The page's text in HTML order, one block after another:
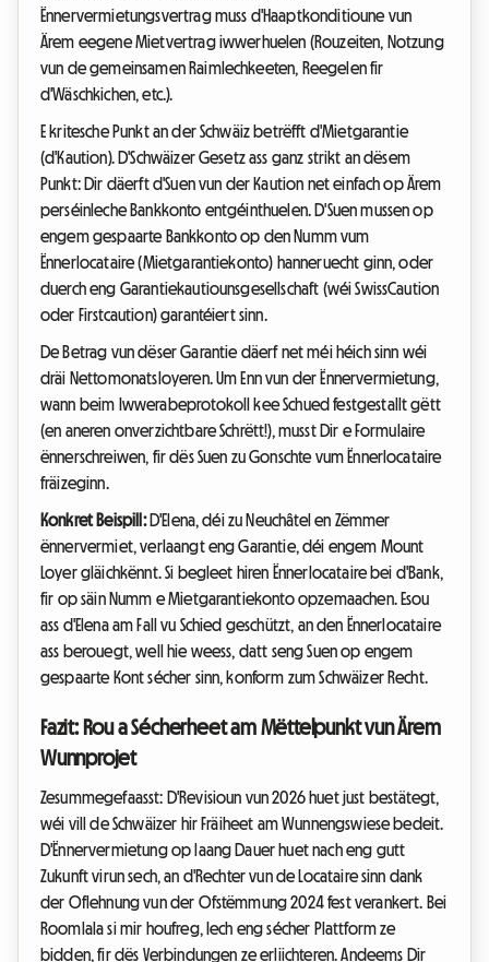
Ënnervermietungsvertrag muss d'Haaptkonditioune vun
Ärem eegene Mietvertrag iwwerhuelen (Rouzeiten, Notzung
vun de gemeinsamen Raimlechkeeten, Reegelen fir
d'Wäschkichen, etc.).
E kritesche Punkt an der Schwäiz betrëfft d'Mietgarantie
(d'Kaution). D'Schwäizer Gesetz ass ganz strikt an dësem
Punkt: Dir däerft d'Suen vun der Kaution net einfach op Ärem
perséinleche Bankkonto entgéinthuelen. D'Suen mussen op
engem gespaarte Bankkonto op den Numm vum
Ënnerlocataire (Mietgarantiekonto) hanneruecht ginn, oder
duerch eng Garantiekautiounsgesellschaft (wéi SwissCaution
oder Firstcaution) garantéiert sinn.
De Betrag vun dëser Garantie däerf net méi héich sinn wéi
dräi Nettomonatsloyeren. Um Enn vun der Ënnervermietung,
wann beim Iwwerabeprotokoll kee Schued festgestallt gëtt
(en aneren onverzichtbare Schrëtt!), musst Dir e Formulaire
ënnerschreiwen, fir dës Suen zu Gonschte vum Ënnerlocataire
fräizeginn.
Konkret Beispill:D'Elena, déi zu Neuchâtel en Zëmmer
ënnervermiet, verlaangt eng Garantie, déi engem Mount
Loyer gläichkënnt. Si begleet hiren Ënnerlocataire bei d'Bank,
fir op säin Numm e Mietgarantiekonto opzemaachen. Esou
ass d'Elena am Fall vu Schied geschützt, an den Ënnerlocataire
ass berouegt, well hie weess, datt seng Suen op engem
gespaarte Kont sécher sinn, konform zum Schwäizer Recht.
Fazit: Rou a Sécherheet am Mëttelpunkt vun Ärem
Wunnprojet
Zesummegefaasst: D'Revisioun vun 2026 huet just bestätegt,
wéi vill de Schwäizer hir Fräiheet am Wunnengswiese bedeit.
D'Ënnervermietung op laang Dauer huet nach eng gutt
Zukunft virun sech, an d'Rechter vun de Locataire sinn dank
der Oflehnung vun der Ofstëmmung 2024 fest verankert. Bei
Roomlala si mir houfreg, Iech eng sécher Plattform ze
bidden, fir dës Verbindungen ze erliichteren. Andeems Dir